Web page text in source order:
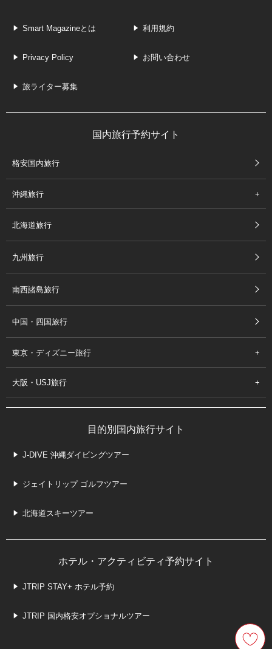
Smart Magazineとは 利用規約
Privacy Policy お問い合わせ
旅ライター募集
国内旅行予約サイト
格安国内旅行
沖縄旅行
北海道旅行
九州旅行
南西諸島旅行
中国・四国旅行
東京・ディズニー旅行
大阪・USJ旅行
目的別国内旅行サイト
J-DIVE 沖縄ダイビングツアー
ジェイトリップ ゴルフツアー
北海道スキーツアー
ホテル・アクティビティ予約サイト
JTRIP STAY+ ホテル予約
JTRIP 国内格安オプショナルツアー